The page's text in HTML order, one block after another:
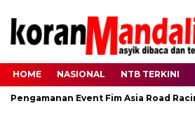
HOME NASIONAL NTB TERKINI
Event Fim Asia Road Racing